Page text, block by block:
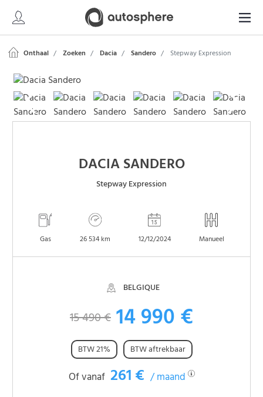
Onthaal Zoeken Dacia Sandero Stepway Expression
DACIA SANDERO
Stepway Expression
Gas 26 534 km 12/12/2024 Manueel
BELGIQUE
15 490 € 14 990 €
BTW 21% BTW aftrekbaar
Of vanaf 261 € / maand